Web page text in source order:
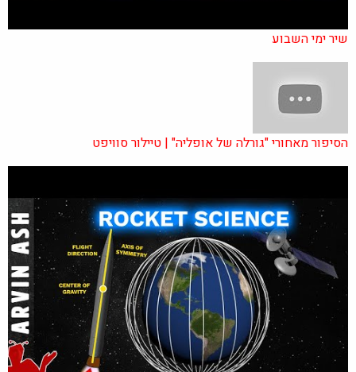
שיר ימי השבוע
הסיפור מאחורי "גורלה של אופליה" | טיילור סוויפט